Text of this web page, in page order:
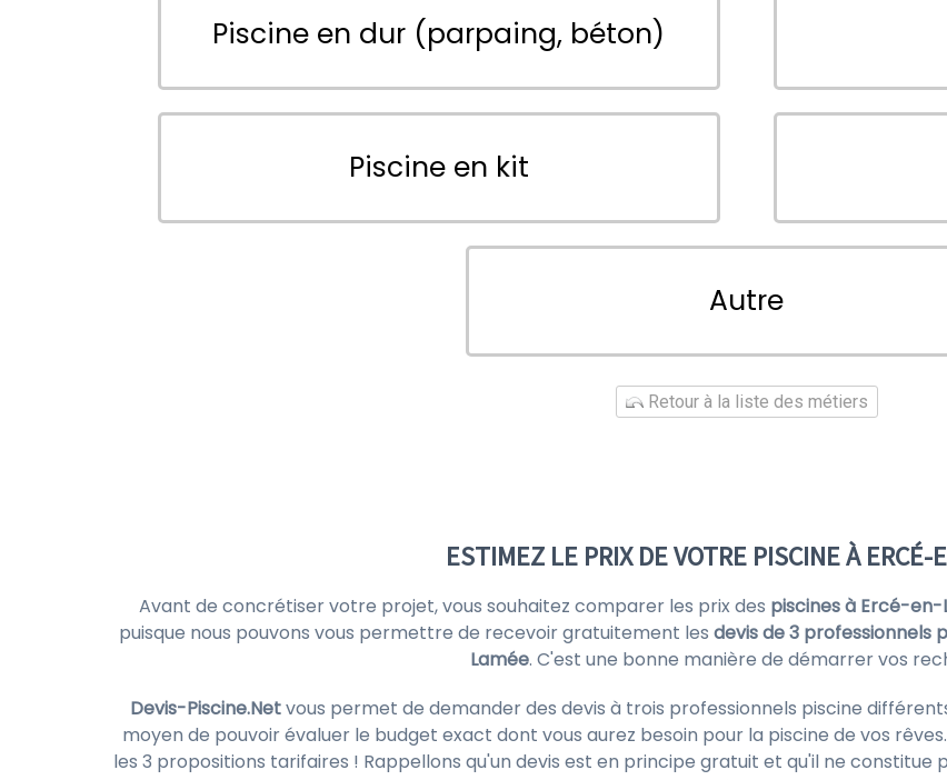
Piscine en dur (parpaing, béton)
Piscine en kit
Autre
Retour à la liste des métiers
ESTIMEZ LE PRIX DE VOTRE PISCINE À ERCÉ-
Avant de concrétiser votre projet, vous souhaitez comparer les prix des piscines à Ercé-en-
puisque nous pouvons vous permettre de recevoir gratuitement les devis de 3 professionnels
Lamée. C'est une bonne manière de démarrer vos
Devis-Piscine.Netvous permet de demander des devis à trois professionnels piscine
moyen de pouvoir évaluer le budget exact dont vous aurez besoin pour la piscine de vos
les 3 propositions tarifaires ! Rappellons qu'un devis est en principe gratuit et qu'il ne constitue